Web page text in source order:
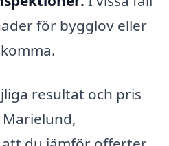
för bygglov eller
resultat och pris